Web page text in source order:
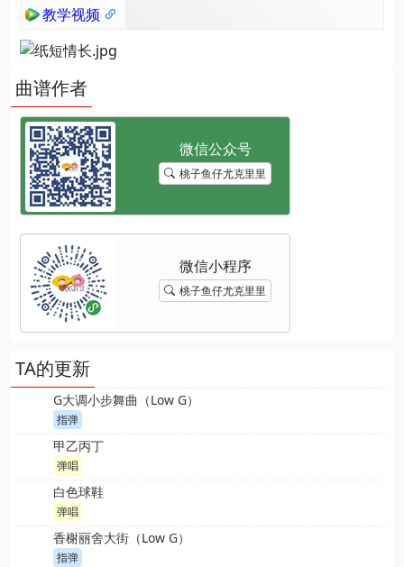
教学视频
曲谱作者
桃子鱼仔尤克里里
桃子鱼仔尤克里里
TA的更新
G大调小步舞曲（Low G）
指弹
甲乙丙丁
弹唱
白色球鞋
弹唱
香榭丽舍大街（Low G）
指弹